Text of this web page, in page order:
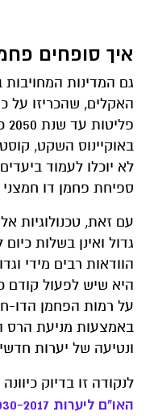
איך סופחים
גם המדינות המחויבות
האקלים, שהכריזו על
באוקיינוס השקט,
לא יוכלו לעמוד
ספיחת פחמן דו חמצני
עם זאת, טכנולוגיות
גדול ואינן בשלות
הוודאות רבים מידי
היא שיש לפעול קודם
על רמות הפחמן הדו-
באמצעות מניעת הרס
ונטיעה של יערות
לנקודה זו בדיוק כיוונה
האו"ם ליערות 2030-2017